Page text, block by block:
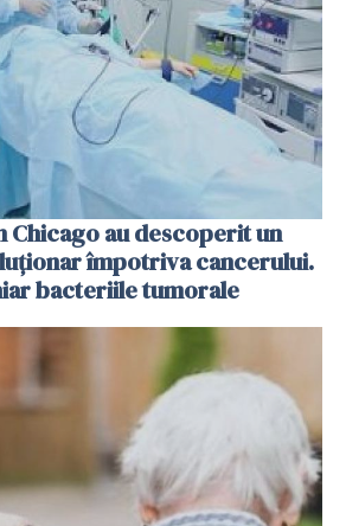
au descoperit un
împotriva cancerului.
bacteriile tumorale